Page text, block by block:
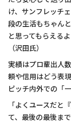
け、サンフレッチ
段の生活もちゃん
と思ってもらえる
（沢田氏）
実績はプロ輩出人
頼や信用はどう表
ピッチ内外での「
「よくユースだと
て、最後の最後ま